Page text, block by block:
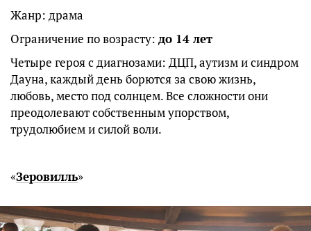
Жанр: драма
Ограничение по возрасту: до 14 лет
Четыре героя с диагнозами: ДЦП, аутизм и синдром
Дауна, каждый день борются за свою жизнь,
любовь, место под солнцем. Все сложности они
преодолевают собственным упорством,
трудолюбием и силой воли.
«Зеровилль»